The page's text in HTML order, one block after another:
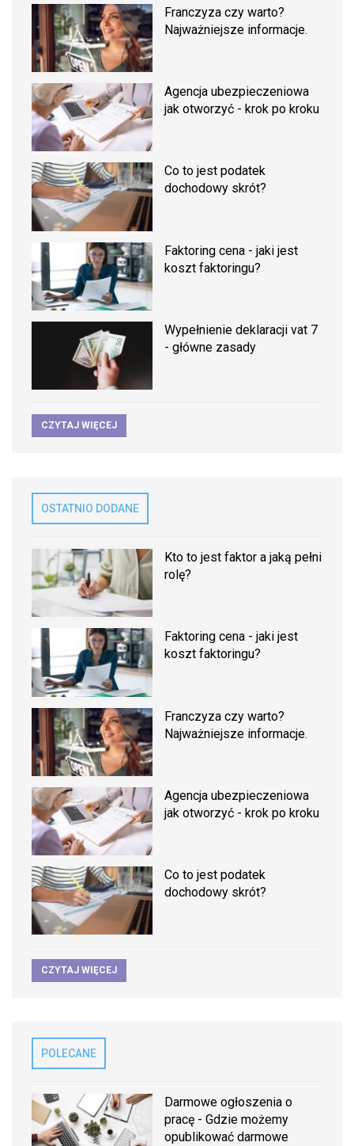
Franczyza czy warto?
Najważniejsze informacje.
Agencja ubezpieczeniowa
jak otworzyć - krok po kroku
Co to jest podatek
dochodowy skrót?
Faktoring cena - jaki jest
koszt faktoringu?
Wypełnienie deklaracji vat 7
- główne zasady
CZYTAJ WIĘCEJ
OSTATNIO DODANE
Kto to jest faktor a jaką pełni
rolę?
Faktoring cena - jaki jest
koszt faktoringu?
Franczyza czy warto?
Najważniejsze informacje.
Agencja ubezpieczeniowa
jak otworzyć - krok po kroku
Co to jest podatek
dochodowy skrót?
CZYTAJ WIĘCEJ
POLECANE
Darmowe ogłoszenia o
pracę - Gdzie możemy
opublikować darmowe